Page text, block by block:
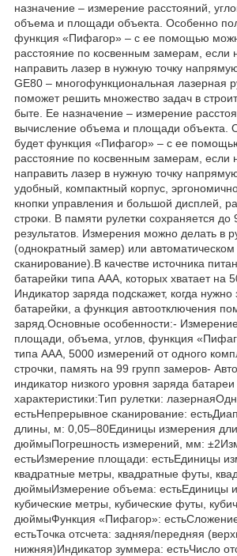
назначение – измерение расстояний,
объема и площади объекта. Особенно
функция «Пифагор» – с ее помощью
расстояние по косвенным замерам, если
направить лазер в нужную точку
GE80 – многофункциональная лазерная
поможет решить множество задач в
быте. Ее назначение – измерение
вычисление объема и площади объекта.
будет функция «Пифагор» – с ее
расстояние по косвенным замерам, если
направить лазер в нужную точку
удобный, компактный корпус,
кнопки управления и большой дисплей,
строки. В памяти рулетки сохраняется до
результатов. Измерения можно делать в
(однократный замер) или
сканирование).В качестве источника
батарейки типа ААА, которых хватает на
Индикатор заряда подскажет, когда нужно
батарейки, а функция автоотключения
заряд.Основные особенности:- Измерение
площади, объема, углов, функция
типа ААА, 5000 измерений от одного
строчки, память на 99 групп замеров-
индикатор низкого уровня заряда
характеристики:Тип рулетки:
естьНепрерывное сканирование:
длины, м: 0,05–80Единицы измерения
дюймыПогрешность измерений, мм:
естьИзмерение площади: естьЕдиницы
квадратные метры, квадратные футы,
дюймыИзмерение объема: естьЕдиницы
кубические метры, кубические футы,
дюймыФункция «Пифагор»:
естьТочка отсчета: задняя/передняя
нижняя)Индикатор зуммера: естьЧисло